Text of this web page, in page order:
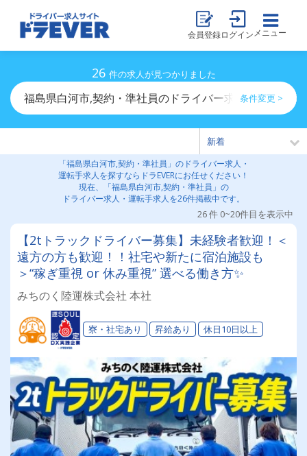
会員登録ログイン メニュー
26 件の求人が見つかりました
福島県白河市,契約・準社員のドライバー求人・運転手求
条件変更 >
「福島県白河市,契約・準社員」のドライバー求人・
運転手求人を探すならドラEVERにお任せください！
現在、「福島県白河市,契約・準社員」の
ドライバー求人・運転手求人を26件掲載中です。
26 件 0~20件目を表示中
【2tトラックドライバー募集】未経験者歓迎！＜
遠方の方も歓迎！！社宅や新たに宿泊施設も
＞“稼ぎ重視 or 休み重視” 選べる働き方✨
みちのく陸運株式会社 本社
寮・社宅あり 昇給あり 休日10日以上